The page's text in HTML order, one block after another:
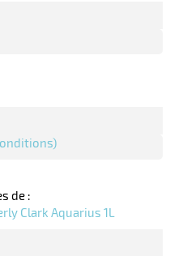
de :
Clark Aquarius 1L